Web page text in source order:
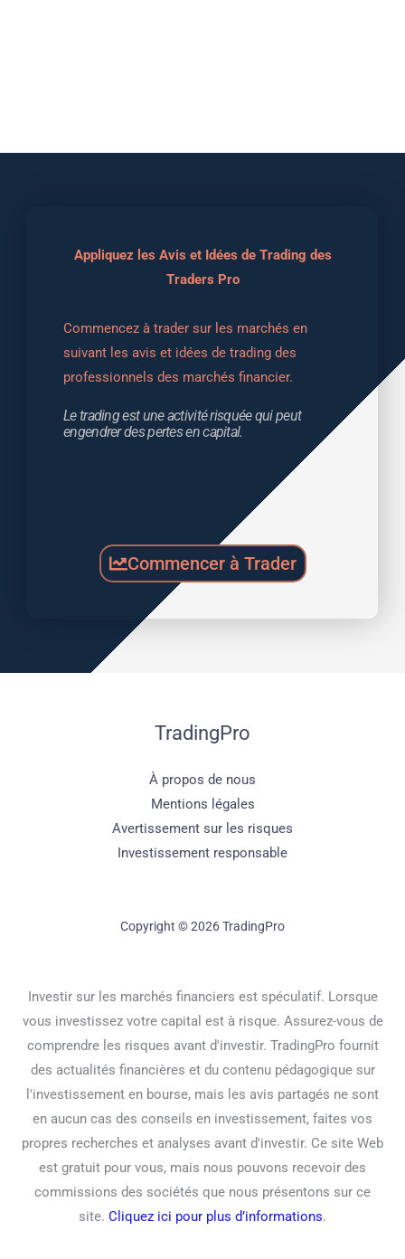
Appliquez les Avis et Idées de Trading des
Traders Pro
Commencez à trader sur les marchés en
suivant les avis et idées de trading des
professionnels des marchés financier.
Le trading est une activité risquée qui peut
engendrer des pertes en capital.
Commencer à Trader
TradingPro
À propos de nous
Mentions légales
Avertissement sur les risques
Investissement responsable
Copyright © 2026 TradingPro
Investir sur les marchés financiers est spéculatif. Lorsque
vous investissez votre capital est à risque. Assurez-vous de
comprendre les risques avant d'investir. TradingPro fournit
des actualités financières et du contenu pédagogique sur
l'investissement en bourse, mais les avis partagés ne sont
en aucun cas des conseils en investissement, faites vos
propres recherches et analyses avant d'investir. Ce site Web
est gratuit pour vous, mais nous pouvons recevoir des
commissions des sociétés que nous présentons sur ce
site. Cliquez ici pour plus d’informations.